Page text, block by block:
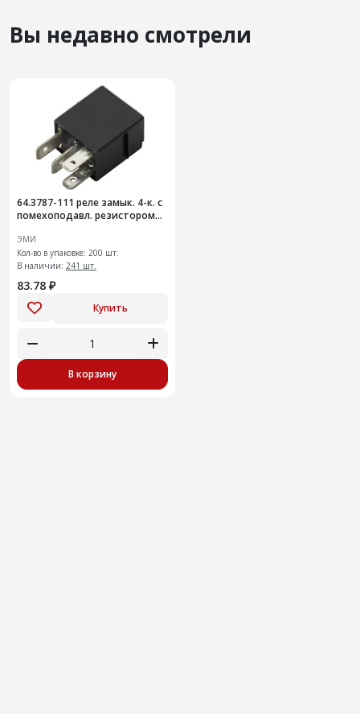
Вы недавно смотрели
64.3787-111 реле замык. 4-к. с
помехоподавл. резистором
ЭМИ
Кол-во в упаковке: 200 шт.
В наличии: 241 шт.
83.78 ₽
Купить
В корзину